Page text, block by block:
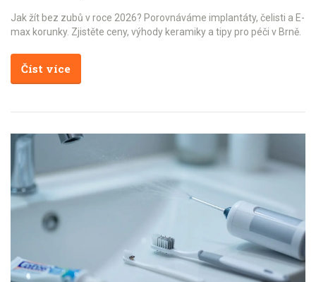
Jak žít bez zubů v roce 2026? Porovnáváme implantáty, čelisti a E-
max korunky. Zjistěte ceny, výhody keramiky a tipy pro péči v Brně.
Číst více